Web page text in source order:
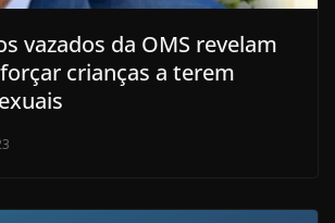
vazados da OMS revelam
crianças a terem